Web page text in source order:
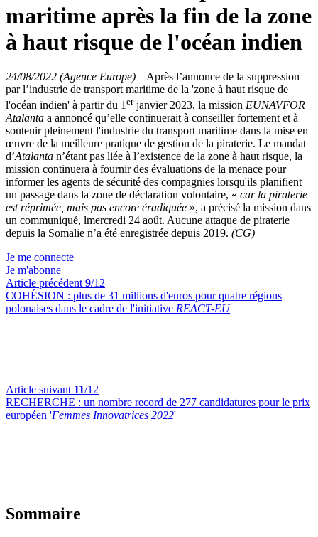
maritime après la fin de la zone
à haut risque de l'océan indien
24/08/2022 (Agence Europe) – Après l’annonce de la suppression
par l’industrie de transport maritime de la 'zone à haut risque de
l'océan indien' à partir du 1 erjanvier 2023, la mission EUNAVFOR
Atalanta a annoncé qu’elle continuerait à conseiller fortement et à
soutenir pleinement l'industrie du transport maritime dans la mise en
œuvre de la meilleure pratique de gestion de la piraterie. Le mandat
d’Atalanta n’étant pas liée à l’existence de la zone à haut risque, la
mission continuera à fournir des évaluations de la menace pour
informer les agents de sécurité des compagnies lorsqu'ils planifient
un passage dans la zone de déclaration volontaire, « car la piraterie
est réprimée, mais pas encore éradiquée », a précisé la mission dans
un communiqué, lmercredi 24 août. Aucune attaque de piraterie
depuis la Somalie n’a été enregistrée depuis 2019. (CG)
Je me connecte
Je m'abonne
Article précédent 9/12
COHÉSION : plus de 31 millions d'euros pour quatre régions
polonaises dans le cadre de l'initiative REACT-EU
Article suivant 11/12
RECHERCHE : un nombre record de 277 candidatures pour le prix
européen 'Femmes Innovatrices 2022'
Sommaire